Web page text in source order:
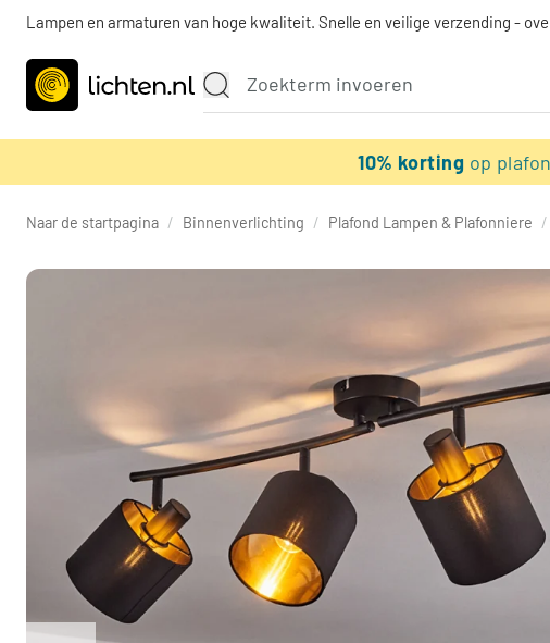
Lampen en armaturen van hoge kwaliteit. Snelle en veilige verzending -
10% korting op
Naar de startpagina / Binnenverlichting / Plafond Lampen & Plafonniere /